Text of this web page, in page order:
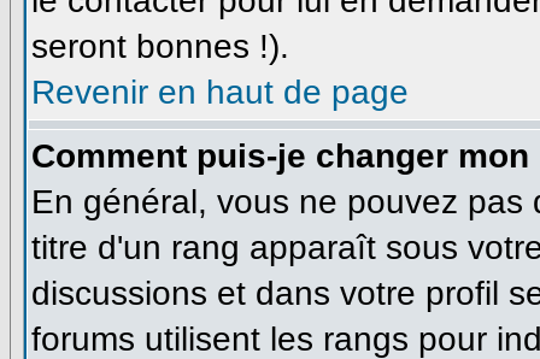
seront bonnes !).
Revenir en haut de page
Comment puis-je changer mon
En général, vous ne pouvez
titre d'un rang apparaît sous
discussions et dans votre profil
forums utilisent les rangs pour